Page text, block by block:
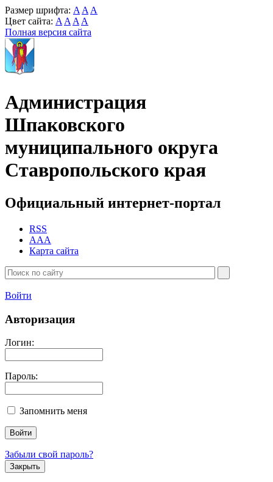
Размер шрифта: A A A
Цвет сайта: A A A A
Полная версия сайта
Администрация
Шпаковского
муниципального округа
Ставропольского края
Официальный интернет-портал
RSS
AAA
Карта сайта
Войти
Авторизация
Логин:
Пароль:
Запомнить меня
Забыли свой пароль?
Закрыть